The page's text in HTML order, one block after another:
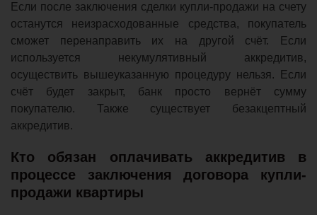
Если после заключения сделки купли-продажи на счету
останутся неизрасходованные средства, покупатель
сможет перенаправить их на другой счёт. Если
используется некумулятивный аккредитив,
осуществить вышеуказанную процедуру нельзя. Если
счёт будет закрыт, банк просто вернёт сумму
покупателю. Также существует безакцептный
аккредитив.
Кто обязан оплачивать аккредитив в
процессе заключения договора купли-
продажи квартиры